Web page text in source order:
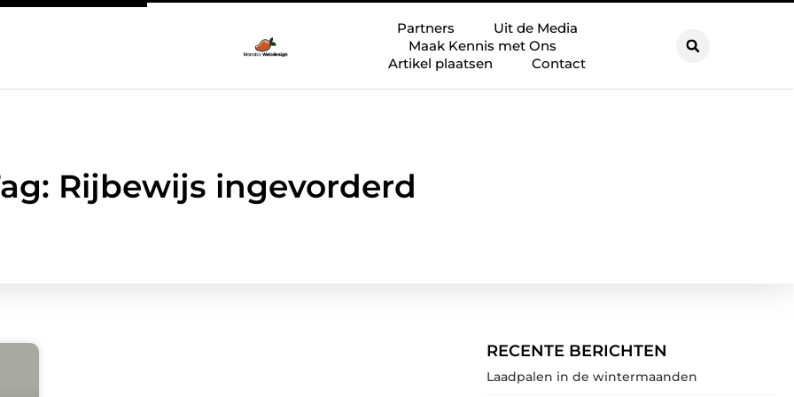
Partners
Uit de Media
Maak Kennis met Ons
Artikel plaatsen
Contact
Rijbewijs ingevorderd
RECENTE BERICHTEN
Laadpalen in de wintermaanden